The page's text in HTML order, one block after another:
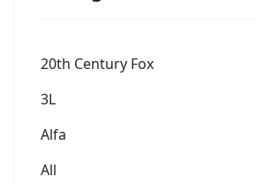
20th Century Fox
3L
Alfa
All